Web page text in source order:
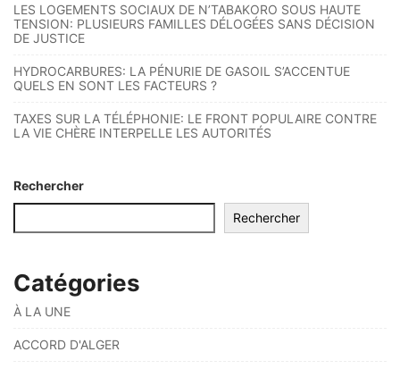
LES LOGEMENTS SOCIAUX DE N’TABAKORO SOUS HAUTE
TENSION: PLUSIEURS FAMILLES DÉLOGÉES SANS DÉCISION
DE JUSTICE
HYDROCARBURES: LA PÉNURIE DE GASOIL S’ACCENTUE
QUELS EN SONT LES FACTEURS ?
TAXES SUR LA TÉLÉPHONIE: LE FRONT POPULAIRE CONTRE
LA VIE CHÈRE INTERPELLE LES AUTORITÉS
Rechercher
Rechercher
Catégories
À LA UNE
ACCORD D'ALGER